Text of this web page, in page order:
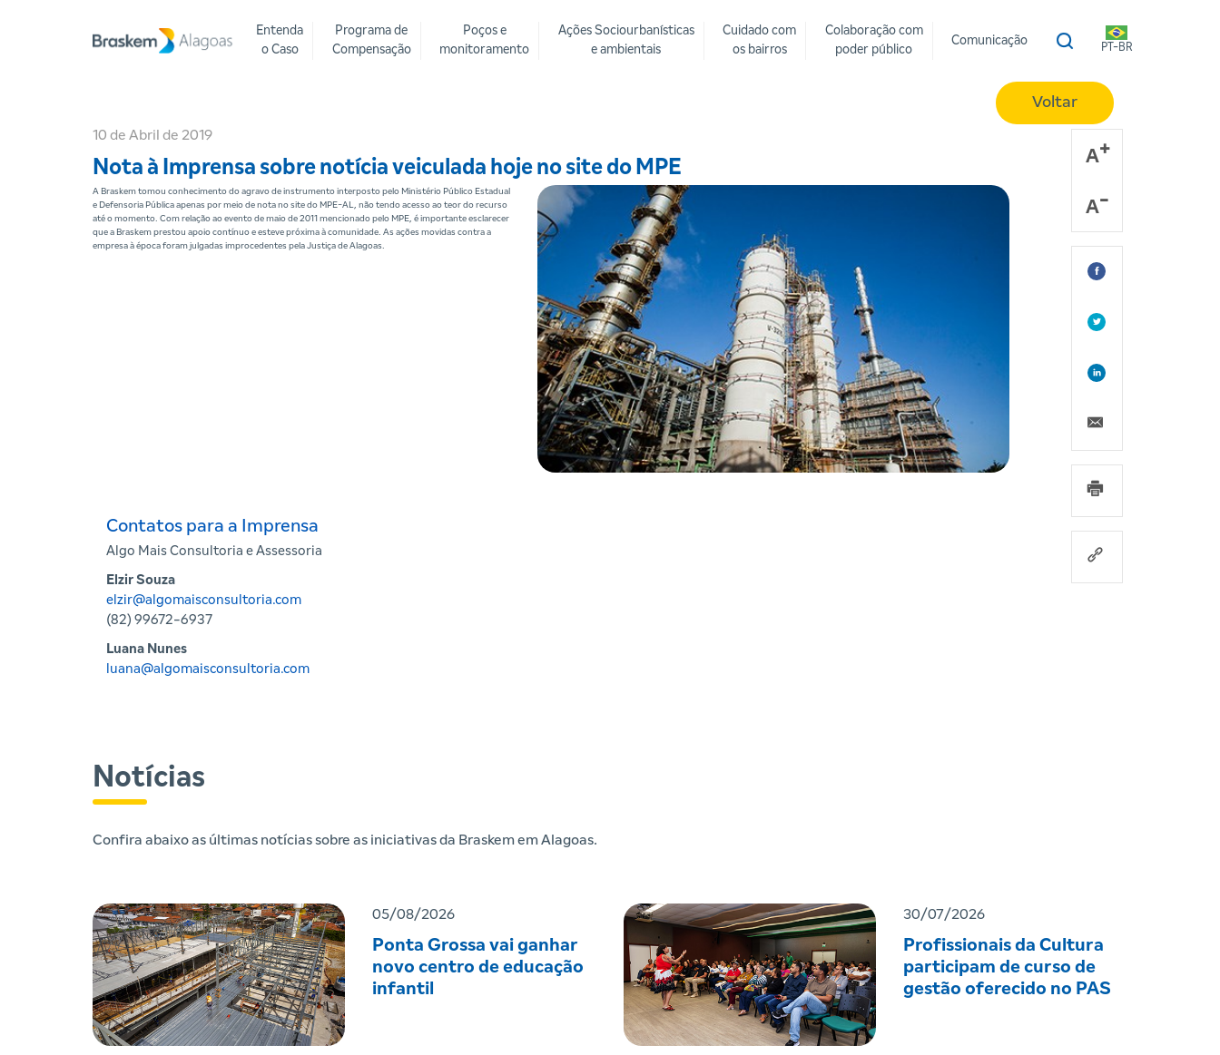
Entenda
o Caso
Programa de
Compensação
Poços e
monitoramento
Ações Sociourbanísticas
e ambientais
Cuidado com
os bairros
Colaboração com
poder público
Comunicação
PT-BR
Voltar
10 de Abril de 2019
Nota à Imprensa sobre notícia veiculada hoje no site do MPE A
A
A Braskem tomou conhecimento do agravo de instrumento interposto pelo Ministério Público Estadual
e Defensoria Pública apenas por meio de nota no site do MPE-AL, não tendo acesso ao teor do recurso
até o momento. Com relação ao evento de maio de 2011 mencionado pelo MPE, é importante esclarecer
que a Braskem prestou apoio contínuo e esteve próxima à comunidade. As ações movidas contra a
empresa à época foram julgadas improcedentes pela Justiça de Alagoas.
Contatos para a Imprensa
Algo Mais Consultoria e Assessoria
Elzir Souza
elzir@algomaisconsultoria.com
(82) 99672-6937
Luana Nunes
luana@algomaisconsultoria.com
Notícias
Confira abaixo as últimas notícias sobre as iniciativas da Braskem em Alagoas.
05/08/2026
Ponta Grossa vai ganhar
novo centro de educação
infantil
30/07/2026
Profissionais da Cultura
participam de curso de
gestão oferecido no PAS